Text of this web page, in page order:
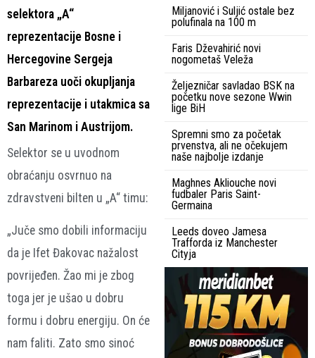
selektora „A“
reprezentacije Bosne i
Hercegovine Sergeja
Barbareza uoči okupljanja
reprezentacije i utakmica sa
San Marinom i Austrijom.
Selektor se u uvodnom
obraćanju osvrnuo na
zdravstveni bilten u „A“ timu:
„Juče smo dobili informaciju
da je Ifet Đakovac nažalost
povrijeđen. Žao mi je zbog
toga jer je ušao u dobru
formu i dobru energiju. On će
nam faliti. Zato smo sinoć
Miljanović i Suljić ostale bez
polufinala na 100 m
Faris Dževahirić novi
nogometaš Veleža
Željezničar savladao BSK na
početku nove sezone Wwin
lige BiH
Spremni smo za početak
prvenstva, ali ne očekujem
naše najbolje izdanje
Maghnes Akliouche novi
fudbaler Paris Saint-
Germaina
Leeds doveo Jamesa
Trafforda iz Manchester
Cityja